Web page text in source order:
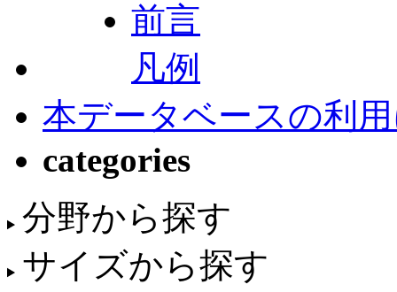
前言
凡例
本データベースの利
categories
分野から探す
サイズから探す